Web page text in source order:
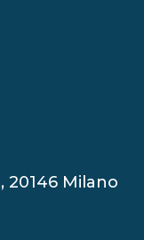
20146 Milano